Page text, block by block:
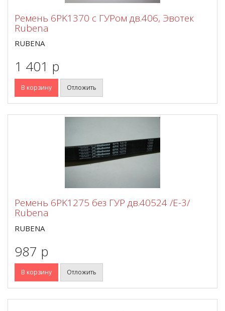
Ремень 6PK1370 с ГУРом дв.406, Эвотек
Rubena
RUBENA
1 401 p
В корзину Отложить
Ремень 6PK1275 без ГУР дв.40524 /Е-3/
Rubena
RUBENA
987 p
В корзину Отложить